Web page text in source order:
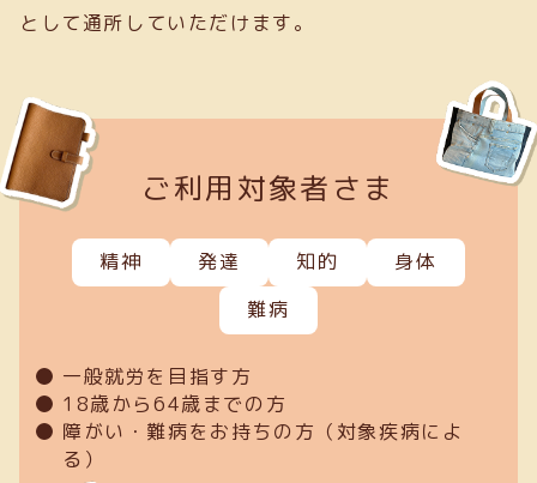
として通所していただけます。
ご利用対象者さま
精神 発達 知的
身体
難病
一般就労を目指す方
18歳から64歳までの方
障がい・難病をお持ちの方（対象疾病によ
る）